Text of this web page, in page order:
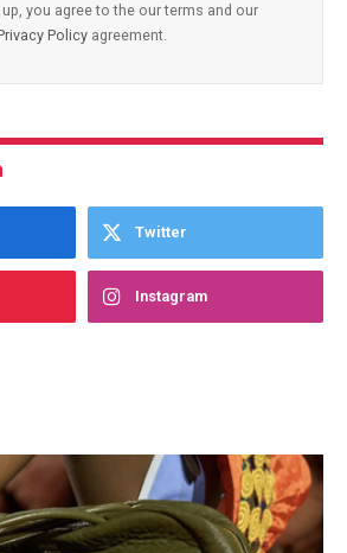
you agree to the our terms and our
Policy agreement.
Twitter
Instagram